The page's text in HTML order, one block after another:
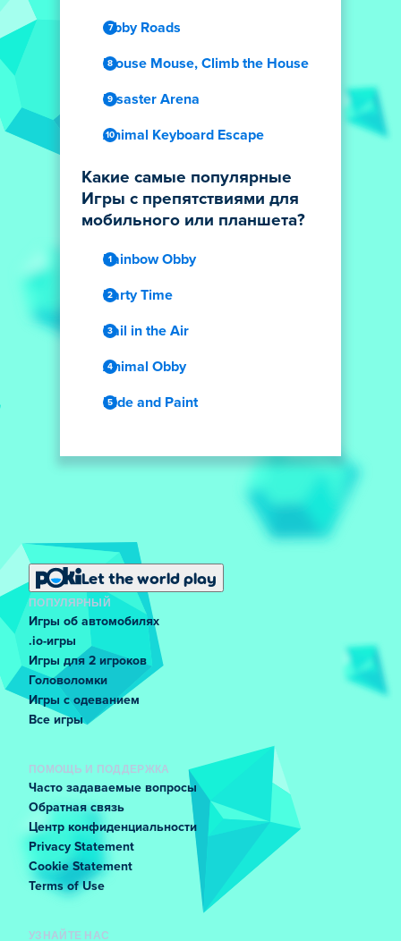
Obby Roads
Mouse Mouse, Climb the House
Disaster Arena
Animal Keyboard Escape
Какие самые популярные
Игры с препятствиями для
мобильного или планшета?
Rainbow Obby
Party Time
Rail in the Air
Animal Obby
Hide and Paint
Let the world play
ПОПУЛЯРНЫЙ
Игры об автомобилях
.io-игры
Игры для 2 игроков
Головоломки
Игры с одеванием
Все игры
ПОМОЩЬ И ПОДДЕРЖКА
Часто задаваемые вопросы
Обратная связь
Центр конфиденциальности
Privacy Statement
Cookie Statement
Terms of Use
УЗНАЙТЕ НАС